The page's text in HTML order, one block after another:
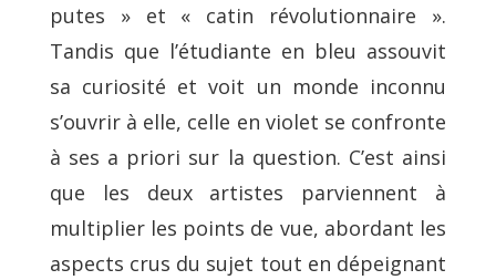
putes » et « catin révolutionnaire ».
Tandis que l’étudiante en bleu assouvit
sa curiosité et voit un monde inconnu
s’ouvrir à elle, celle en violet se confronte
à ses a priori sur la question. C’est ainsi
que les deux artistes parviennent à
multiplier les points de vue, abordant les
aspects crus du sujet tout en dépeignant